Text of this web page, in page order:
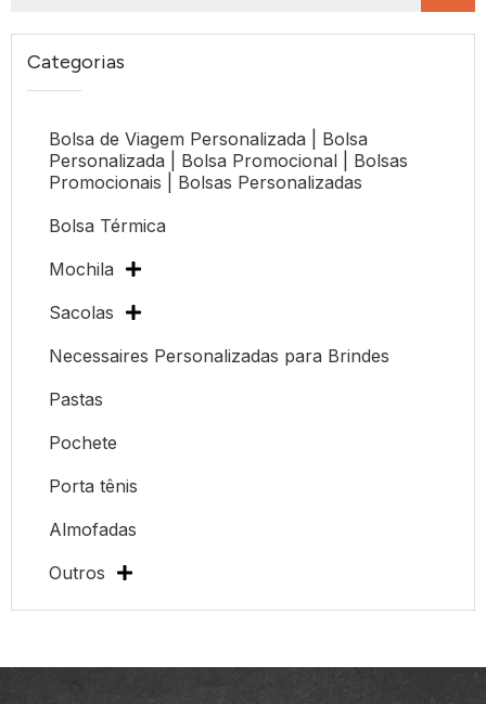
Categorias
Bolsa de Viagem Personalizada | Bolsa
Personalizada | Bolsa Promocional | Bolsas
Promocionais | Bolsas Personalizadas
Bolsa Térmica
Mochila
Sacolas
Necessaires Personalizadas para Brindes
Pastas
Pochete
Porta tênis
Almofadas
Outros